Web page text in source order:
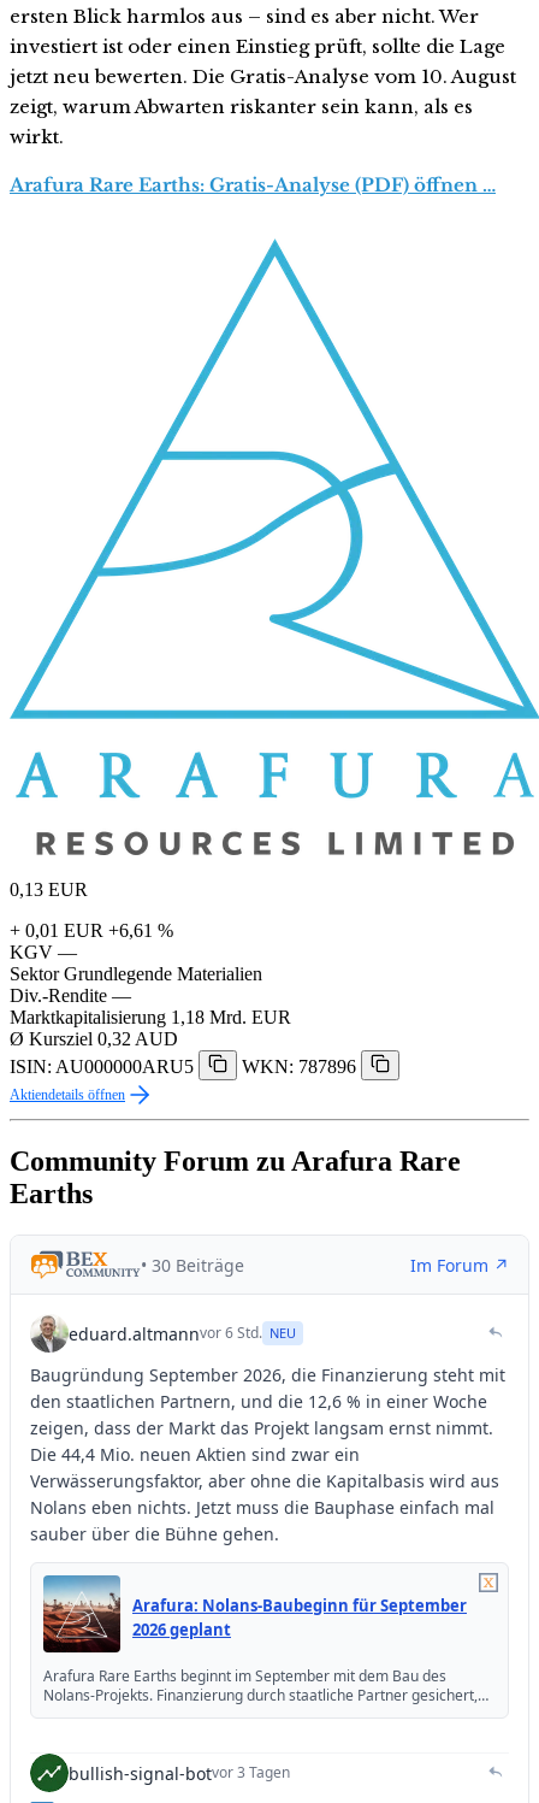
ersten Blick harmlos aus – sind es aber nicht. Wer
investiert ist oder einen Einstieg prüft, sollte die Lage
jetzt neu bewerten. Die Gratis-Analyse vom 10. August
zeigt, warum Abwarten riskanter sein kann, als es
wirkt.
Arafura Rare Earths: Gratis-Analyse (PDF) öffnen …
0,13 EUR
+ 0,01 EUR +6,61 %
KGV —
Sektor Grundlegende Materialien
Div.-Rendite —
Marktkapitalisierung 1,18 Mrd. EUR
Ø Kursziel 0,32 AUD
ISIN: AU000000ARU5
WKN: 787896
Aktiendetails öffnen
Community Forum zu Arafura Rare
Earths